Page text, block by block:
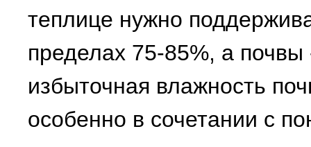
теплице нужно
пределах 75-85%, а
избыточная влажность
особенно в сочетании с